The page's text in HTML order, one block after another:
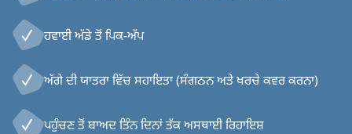
ਹਵਾਈ ਅੱਡੇ ਤੋਂ ਪਿਕ-ਅੱਪ
ਅੱਗੇ ਦੀ ਯਾਤਰਾ ਵਿੱਚ ਸਹਾਇਤਾ (ਸੰਗਠਨ ਅਤੇ ਖਰਚੇ ਕਵਰ ਕਰਨਾ)
ਪਹੁੰਚਣ ਤੋਂ ਬਾਅਦ ਤਿੰਨ ਦਿਨਾਂ ਤੱਕ ਅਸਥਾਈ ਰਿਹਾਇਸ਼